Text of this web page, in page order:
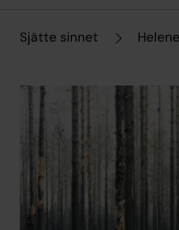
Sjätte sinnet